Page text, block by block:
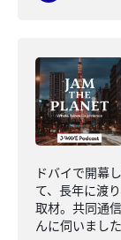
ドバイで開幕
て、長年に渡
取材。共同通
んに伺いまし